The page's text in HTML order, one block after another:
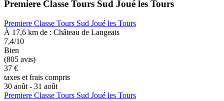
Premiere Classe Tours Sud Joué les Tours
Premiere Classe Tours Sud Joué les Tours
À 17,6 km de : Château de Langeais
7,4/10
Bien
(805 avis)
37 €
taxes et frais compris
30 août - 31 août
Premiere Classe Tours Sud Joué les Tours